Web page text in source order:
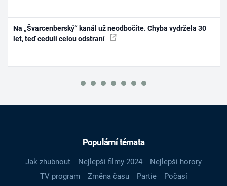
Na „Švarcenberský“ kanál už neodbočíte. Chyba vydržela 30
let, teď ceduli celou odstraní
Populární témata
Jak zhubnout Nejlepší filmy 2024
Nejlepší horory
TV program
Změna času Partie
Počasí